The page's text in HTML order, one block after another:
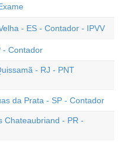
- ES - Contador - IPVV
- Contador
- RJ - PNT
da Prata - SP - Contador
Chateaubriand - PR -